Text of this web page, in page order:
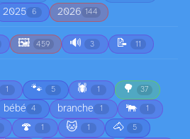
2025 6 2026 144
🖼️ 459 🔊 3 📝 11
1 🐾 5 🕷️ 1 🌳 37
bébé 4 branche 1 🐃 1
🍄 1 🐱 1 🐴 5